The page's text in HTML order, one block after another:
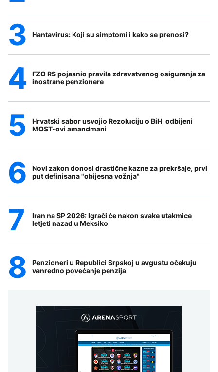
Hantavirus: Koji su simptomi i kako se prenosi?
FZO RS pojasnio pravila zdravstvenog osiguranja za
inostrane penzionere
Hrvatski sabor usvojio Rezoluciju o BiH, odbijeni
MOST-ovi amandmani
Novi zakon donosi drastične kazne za prekršaje, prvi
put definisana "obijesna vožnja"
Iran na SP 2026: Igrači će nakon svake utakmice
letjeti nazad u Meksiko
Penzioneri u Republici Srpskoj u avgustu očekuju
vanredno povećanje penzija